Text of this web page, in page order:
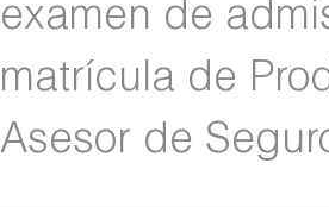
examen de
matrícula de
Asesor de